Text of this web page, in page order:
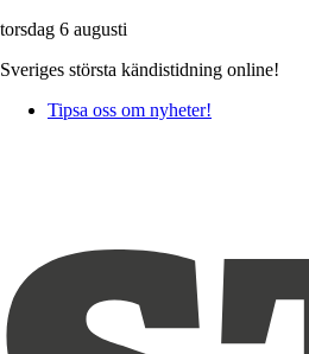
torsdag 6 augusti
Sveriges största kändistidning online!
Tipsa oss om nyheter!